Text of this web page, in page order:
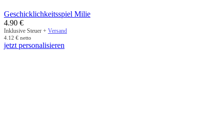
Geschicklichkeitsspiel Milie
4.90 €
Inklusive Steuer + Versand
4.12 € netto
jetzt personalisieren